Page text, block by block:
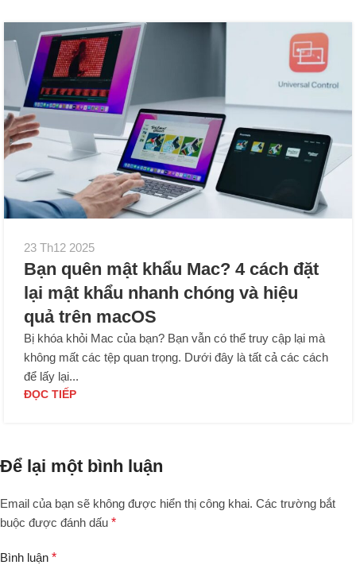
23 Th12 2025
Bạn quên mật khẩu Mac? 4 cách đặt
lại mật khẩu nhanh chóng và hiệu
quả trên macOS
Bị khóa khỏi Mac của bạn? Bạn vẫn có thể truy cập lại mà
không mất các tệp quan trọng. Dưới đây là tất cả các cách
để lấy lại...
ĐỌC TIẾP
Để lại một bình luận
Email của bạn sẽ không được hiển thị công khai. Các trường bắt
buộc được đánh dấu *
Bình luận *